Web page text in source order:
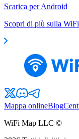
Scarica per Android
Scopri di più sulla
Mappa onlineBlog
WiFi Map LLC ©